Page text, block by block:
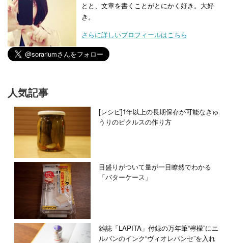
とと、文章を書くことがとにかく好き。大好
き。
さらに詳しいプロフィールはこちら
人気記事
[レシピ]1年以上の長期保存が可能なきゅ
うりのピクルスの作り方
目盛りがついて量が一目瞭然でわかる
「バターケース」
雑誌「LAPITA」付録の万年筆“檸檬”にエ
ルバンのインク“ヴィオレパンセ”を入れ